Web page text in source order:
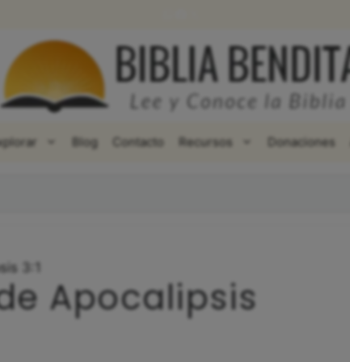
Blog Contacto Recursos Donaciones
3:1
Apocalipsis